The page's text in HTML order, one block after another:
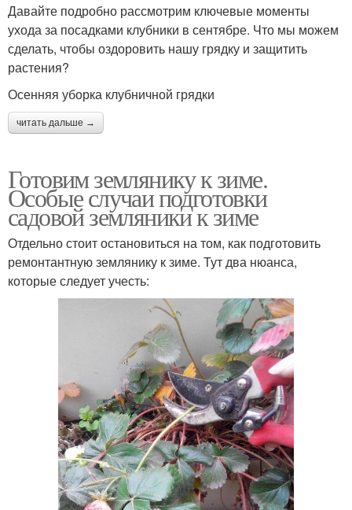
Давайте подробно рассмотрим ключевые моменты
ухода за посадками клубники в сентябре. Что мы можем
сделать, чтобы оздоровить нашу грядку и защитить
растения?
Осенняя уборка клубничной грядки
читать дальше →
Готовим землянику к зиме.
Особые случаи подготовки
садовой земляники к зиме
Отдельно стоит остановиться на том, как подготовить
ремонтантную землянику к зиме. Тут два нюанса,
которые следует учесть: